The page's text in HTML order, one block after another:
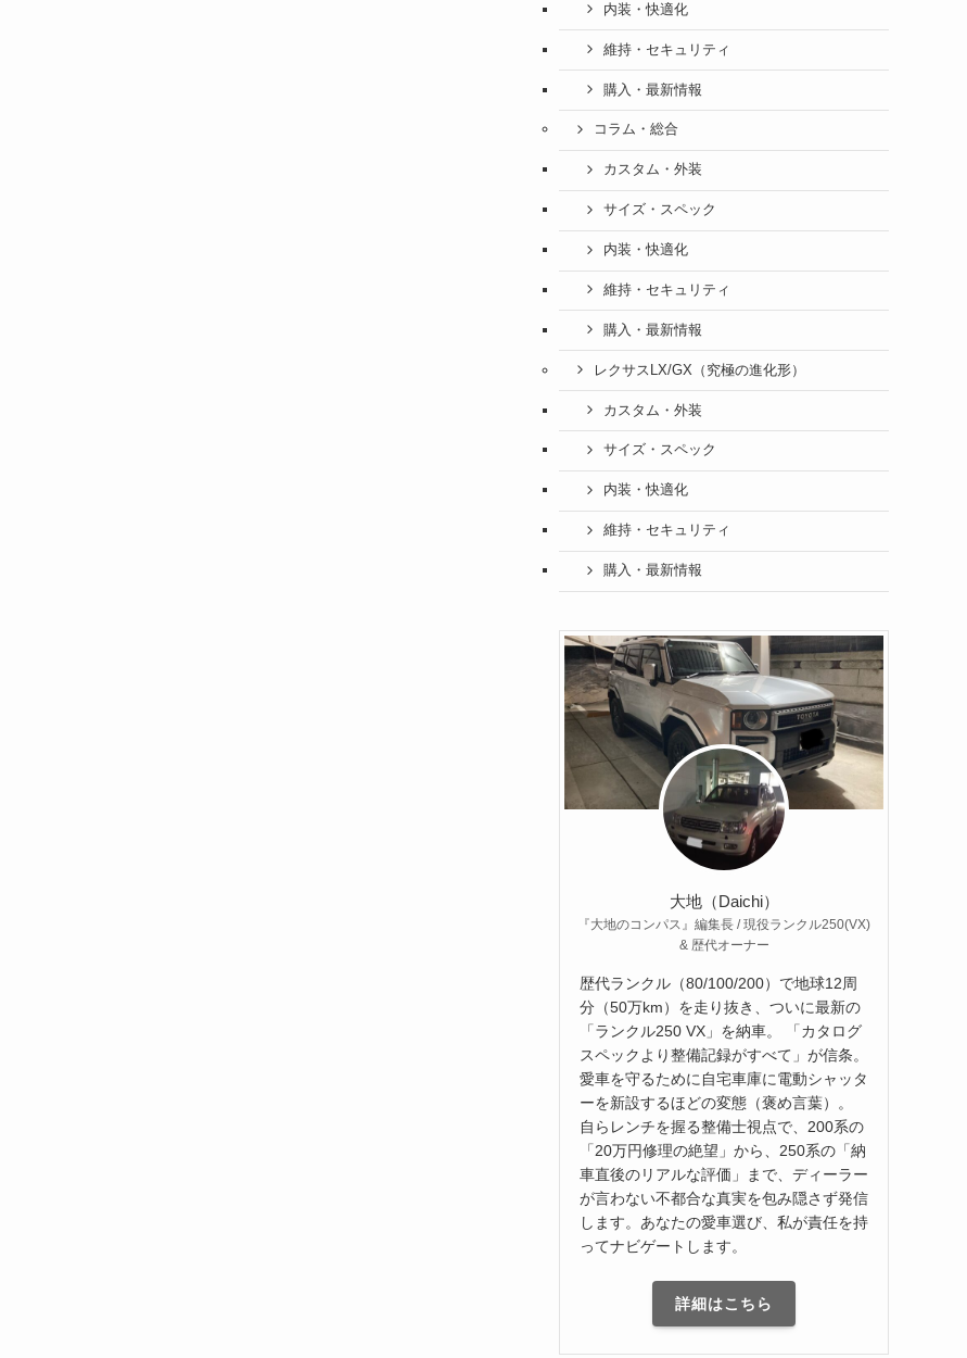
内装・快適化
維持・セキュリティ
購入・最新情報
コラム・総合
カスタム・外装
サイズ・スペック
内装・快適化
維持・セキュリティ
購入・最新情報
レクサスLX/GX（究極の進化形）
カスタム・外装
サイズ・スペック
内装・快適化
維持・セキュリティ
購入・最新情報
大地（Daichi）
『大地のコンパス』編集長 / 現役ランクル250(VX)
& 歴代オーナー
歴代ランクル（80/100/200）で地球12周
分（50万km）を走り抜き、ついに最新の
「ランクル250 VX」を納車。 「カタログ
スペックより整備記録がすべて」が信条。
愛車を守るために自宅車庫に電動シャッタ
ーを新設するほどの変態（褒め言葉）。
自らレンチを握る整備士視点で、200系の
「20万円修理の絶望」から、250系の「納
車直後のリアルな評価」まで、ディーラー
が言わない不都合な真実を包み隠さず発信
します。あなたの愛車選び、私が責任を持
ってナビゲートします。
詳細はこちら